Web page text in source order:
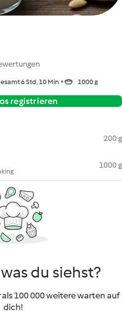
6 Std. 10 Min 1000 g
registrieren
200 g
1000 g
du siehst?
100 000 weitere warten auf
dich!